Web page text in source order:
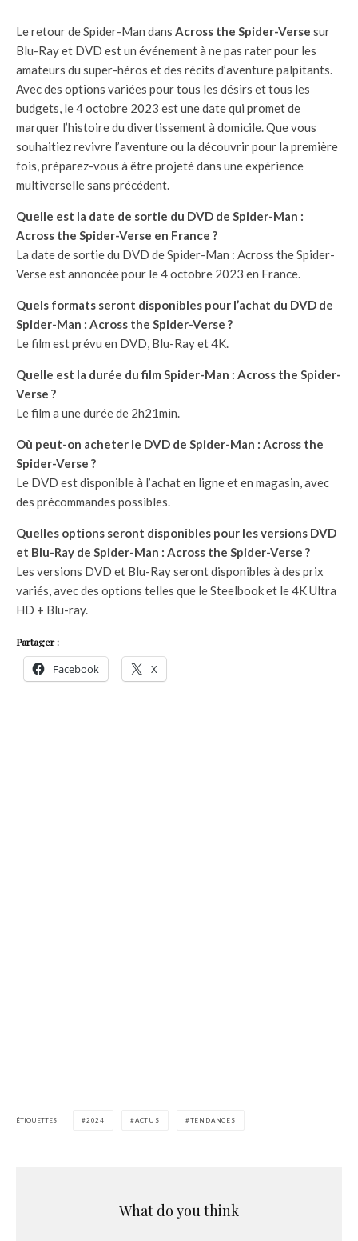
Le retour de Spider-Man dans Across the Spider-Verse sur
Blu-Ray et DVD est un événement à ne pas rater pour les
amateurs du super-héros et des récits d’aventure palpitants.
Avec des options variées pour tous les désirs et tous les
budgets, le 4 octobre 2023 est une date qui promet de
marquer l’histoire du divertissement à domicile. Que vous
souhaitiez revivre l’aventure ou la découvrir pour la première
fois, préparez-vous à être projeté dans une expérience
multiverselle sans précédent.
Quelle est la date de sortie du DVD de Spider-Man :
Across the Spider-Verse en France ?
La date de sortie du DVD de Spider-Man : Across the Spider-
Verse est annoncée pour le 4 octobre 2023 en France.
Quels formats seront disponibles pour l’achat du DVD de
Spider-Man : Across the Spider-Verse ?
Le film est prévu en DVD, Blu-Ray et 4K.
Quelle est la durée du film Spider-Man : Across the Spider-
Verse ?
Le film a une durée de 2h21min.
Où peut-on acheter le DVD de Spider-Man : Across the
Spider-Verse ?
Le DVD est disponible à l’achat en ligne et en magasin, avec
des précommandes possibles.
Quelles options seront disponibles pour les versions DVD
et Blu-Ray de Spider-Man : Across the Spider-Verse ?
Les versions DVD et Blu-Ray seront disponibles à des prix
variés, avec des options telles que le Steelbook et le 4K Ultra
HD + Blu-ray.
Partager :
Facebook X
ÉTIQUETTES 2024 ACTUS TENDANCES
What do you think